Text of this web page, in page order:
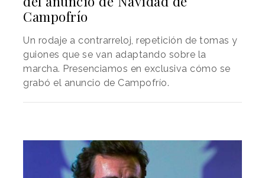
Campofrío
Un rodaje a contrarreloj, repetición de tomas y
guiones que se van adaptando sobre la
marcha. Presenciamos en exclusiva cómo se
grabó el anuncio de Campofrío.